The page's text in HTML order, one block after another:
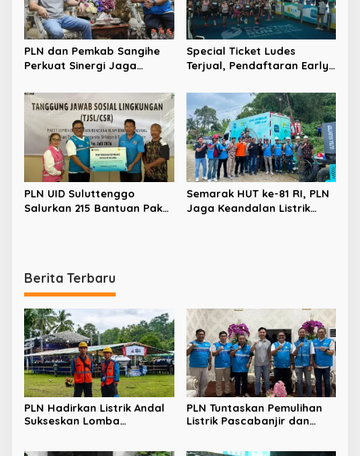
PLN dan Pemkab Sangihe
Perkuat Sinergi Jaga
Wilayah Kepulauan
Special Ticket Ludes
Terjual, Pendaftaran Early
Dibuka Besok
PLN UID Suluttenggo
Salurkan 215 Bantuan Paket
Semarak HUT ke-81 RI, PLN
Jaga Keandalan Listrik
Berita Terbaru
PLN Hadirkan Listrik Andal
Sukseskan Lomba
PLN Tuntaskan Pemulihan
Listrik Pascabanjir dan